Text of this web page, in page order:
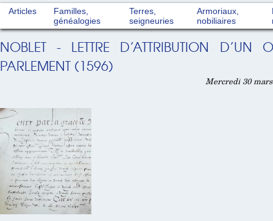
Articles
Familles,
généalogies
Terres,
seigneuries
Armoriaux,
nobiliaires
NOBLET - LETTRE D’ATTRIBUTION D’UN
PARLEMENT (1596)
Mercredi 30